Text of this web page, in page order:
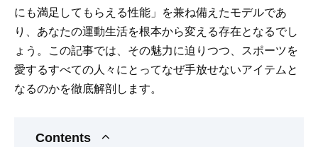
にも満足してもらえる性能」を兼ね備えたモデルであ
り、あなたの運動生活を根本から変える存在となるでし
ょう。この記事では、その魅力に迫りつつ、スポーツを
愛するすべての人々にとってなぜ手放せないアイテムと
なるのかを徹底解剖します。
Contents